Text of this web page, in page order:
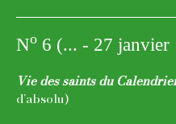
No 6 (... - 27 janvier
Vie des saints du
d’absolu)